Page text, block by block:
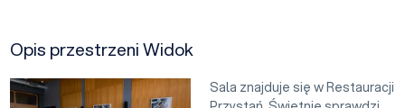
Opis przestrzeni Widok
Sala znajduje się w Restauracji